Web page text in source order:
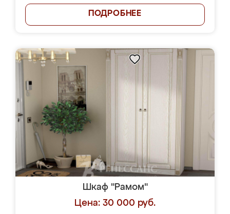
ПОДРОБНЕЕ
Шкаф "Рамом"
Цена: 30 000 руб.